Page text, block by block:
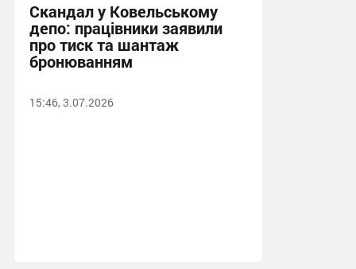
Скандал у Ковельському
депо: працівники заявили
про тиск та шантаж
бронюванням
15:46, 3.07.2026